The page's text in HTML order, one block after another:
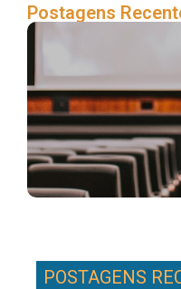
Postagens
POSTAGENS